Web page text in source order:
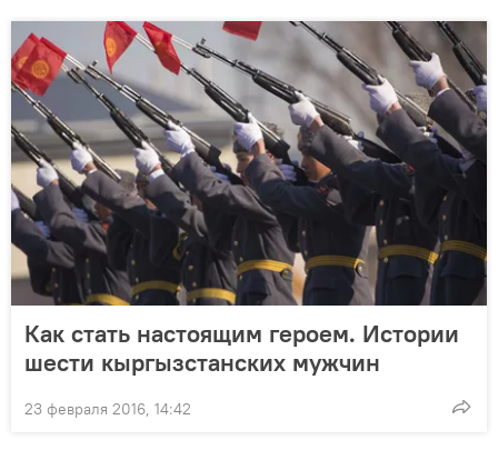
Как стать настоящим героем. Истории
шести кыргызстанских мужчин
23 февраля 2016, 14:42